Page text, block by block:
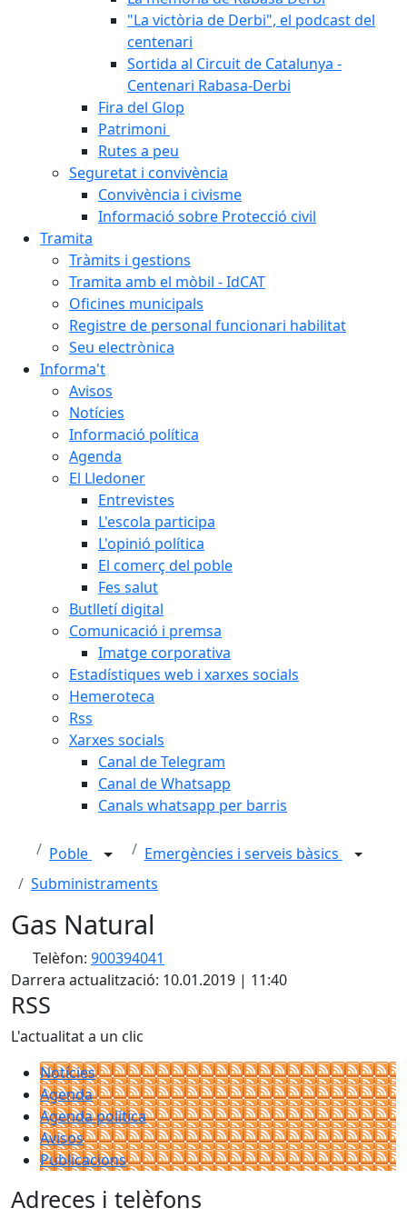
"La victòria de Derbi", el podcast del
centenari
Sortida al Circuit de Catalunya -
Centenari Rabasa-Derbi
Fira del Glop
Patrimoni
Rutes a peu
Seguretat i convivència
Convivència i civisme
Informació sobre Protecció civil
Tramita
Tràmits i gestions
Tramita amb el mòbil - IdCAT
Oficines municipals
Registre de personal funcionari habilitat
Seu electrònica
Informa't
Avisos
Notícies
Informació política
Agenda
El Lledoner
Entrevistes
L'escola participa
L'opinió política
El comerç del poble
Fes salut
Butlletí digital
Comunicació i premsa
Imatge corporativa
Estadístiques web i xarxes socials
Hemeroteca
Rss
Xarxes socials
Canal de Telegram
Canal de Whatsapp
Canals whatsapp per barris
Poble
Emergències i serveis bàsics
Subministraments
Gas Natural
Telèfon: 900394041
Darrera actualització: 10.01.2019 | 11:40
RSS
L'actualitat a un clic
Notícies
Agenda
Agenda política
Avisos
Publicacions
Adreces i telèfons